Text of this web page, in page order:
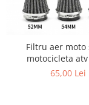
Filtru aer moto
motocicleta
65,00 Lei